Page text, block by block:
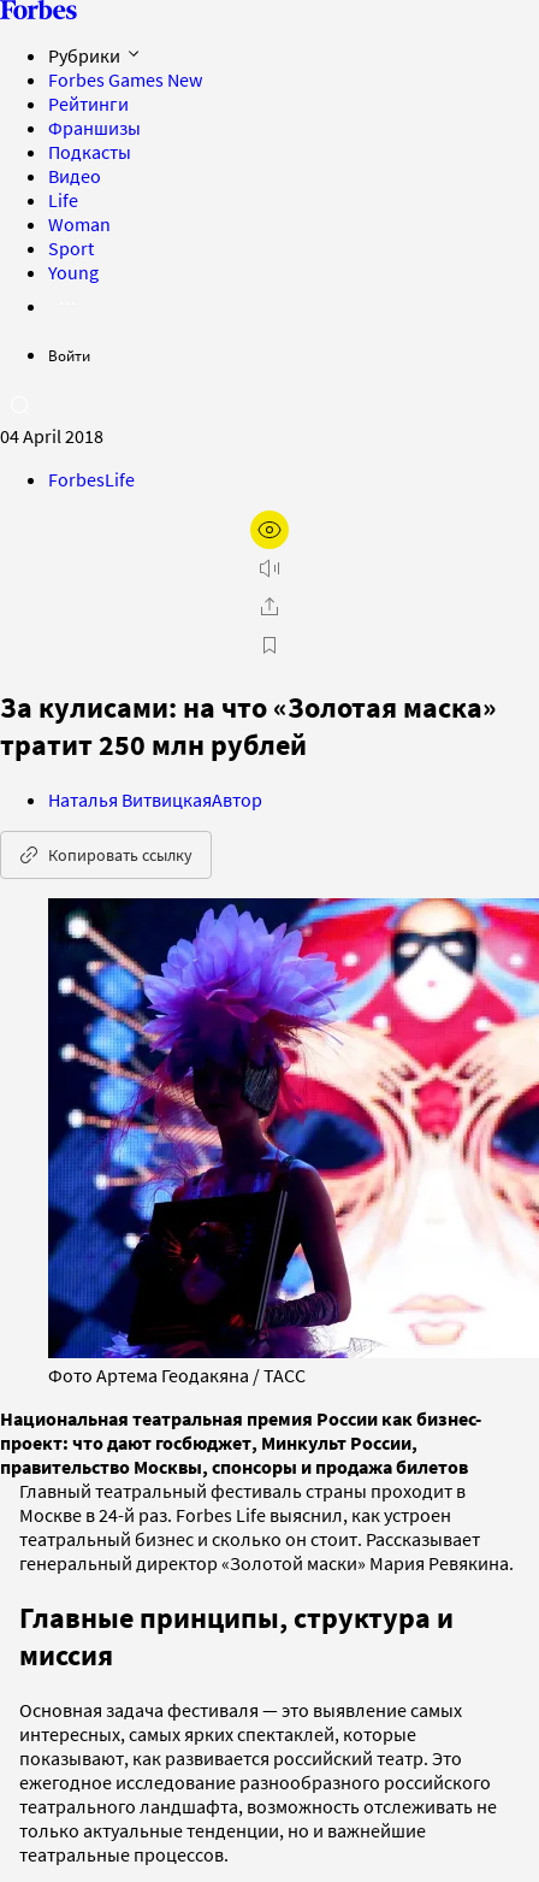
Рубрики
Forbes Games New
Рейтинги
Франшизы
Подкасты
Видео
Life
Woman
Sport
Young
Войти
04 April 2018
ForbesLife
За кулисами: на что «Золотая маска»
тратит 250 млн рублей
Наталья ВитвицкаяАвтор
Копировать ссылку
Фото Артема Геодакяна / ТАСС
Национальная театральная премия России как бизнес-
проект: что дают госбюджет, Минкульт России,
правительство Москвы, спонсоры и продажа билетов
Главный театральный фестиваль страны проходит в
Москве в 24-й раз. Forbes Life выяснил, как устроен
театральный бизнес и сколько он стоит. Рассказывает
генеральный директор «Золотой маски» Мария Ревякина.
Главные принципы, структура и
миссия
Основная задача фестиваля — это выявление самых
интересных, самых ярких спектаклей, которые
показывают, как развивается российский театр. Это
ежегодное исследование разнообразного российского
театрального ландшафта, возможность отслеживать не
только актуальные тенденции, но и важнейшие
театральные процессов.